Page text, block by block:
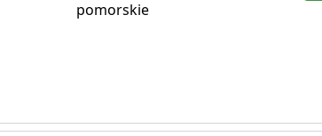
pomorskie